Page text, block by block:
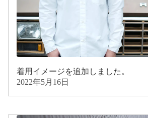
着用イメージを追加しました。
2022年5月16日